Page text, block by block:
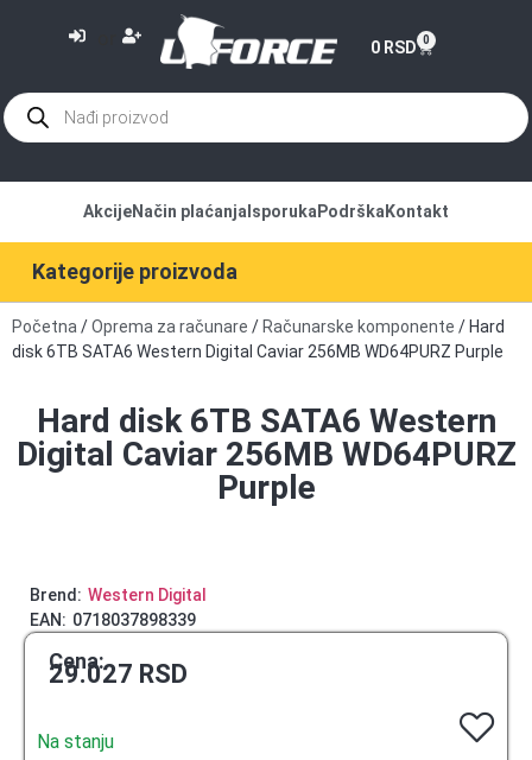
0 RSD 0
Kategorije proizvoda
AkcijeNačin plaćanja Isporuka Podrška Kontakt
Početna /Oprema za računare / Računarske komponente / Hard
disk 6TB SATA6 Western Digital Caviar 256MB WD64PURZ Purple
Hard disk 6TB SATA6 Western
Digital Caviar 256MB WD64PURZ
Purple
Brend: Western Digital
EAN: 0718037898339
Cena:
29.027 RSD
Na stanju